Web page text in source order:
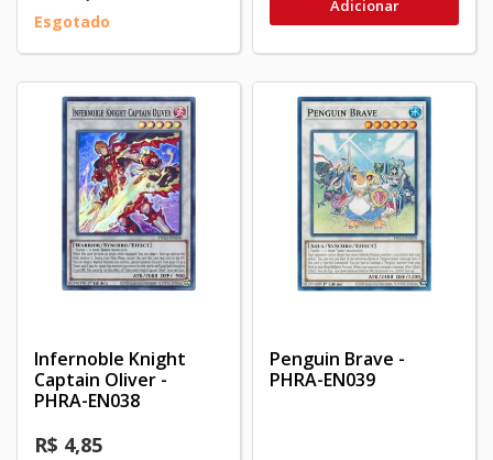
Esgotado
Adicionar
Infernoble Knight
Captain Oliver -
PHRA-EN038
R$ 4,85
Penguin Brave -
PHRA-EN039